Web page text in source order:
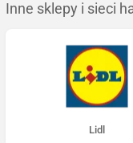
Inne sklepy i sieci
Lidl